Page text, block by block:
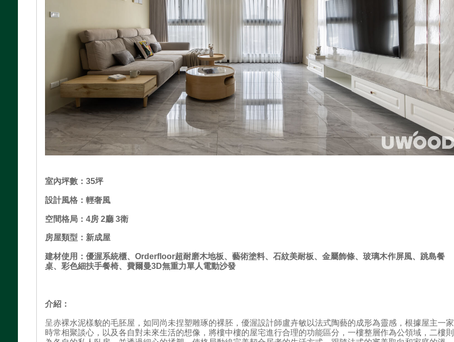
室內坪數：35坪
設計風格：輕奢風
空間格局：4房 2廳 3衛
房屋類型：新成屋
建材使用：優渥系統櫃、Orderfloor超耐磨木地板、藝術塗料、石紋美耐板、金屬飾條、玻璃木作屏風、跳島餐
桌、彩色細扶手餐椅、費爾曼3D無重力單人電動沙發
介紹：
呈赤裸水泥樣貌的毛胚屋，如同尚未捏塑雕琢的裸胚，優渥設計師盧卉敏以法式陶藝的成形為靈感，根據屋主一家
時常相聚談心，以及各自對未來生活的想像，將樓中樓的屋宅進行合理的功能區分，一樓整層作為公領域，二樓則